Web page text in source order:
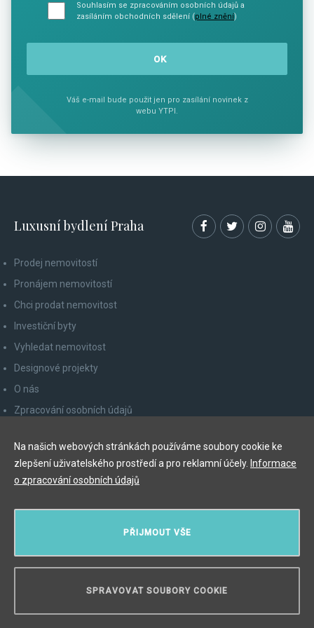
Souhlasím se zpracováním osobních údajů a
zasíláním obchodních sdělení (plné znění)
Váš e-mail bude použit jen pro zasílání novinek z
webu YTPI.
Luxusní bydlení Praha
Prodej nemovitostí
Pronájem nemovitostí
Chci prodat nemovitost
Investiční byty
Vyhledat nemovitost
Designové projekty
O nás
Zpracování osobních údajů
Odhlášení z newsletteru
Myslíková 245/3, 110 00 Praha 1
PŘIJMOUT VŠE
SPRAVOVAT SOUBORY COOKIE
Na našich webových stránkách používáme soubory cookie ke
zlepšení uživatelského prostředí a pro reklamní účely. Informace
o zpracování osobních údajů